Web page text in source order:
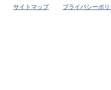
サイトマップ プライバシーポ